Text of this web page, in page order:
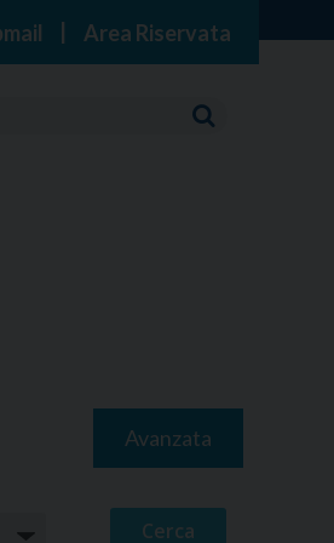
Area Riservata
Avanzata